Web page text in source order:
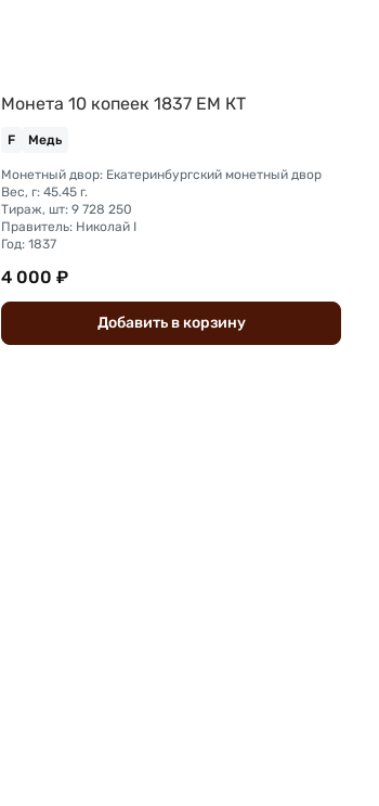
Монета 10 копеек 1837 ЕМ КТ
F Медь
Монетный двор: Екатеринбургский монетный двор
Вес, г: 45.45 г.
Тираж, шт: 9 728 250
Правитель: Николай I
Год: 1837
4 000 ₽
Добавить вкорзину